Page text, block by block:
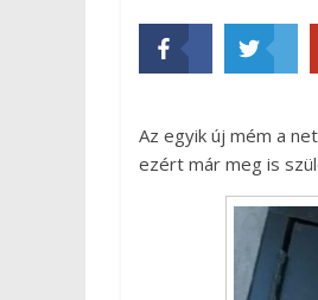
Az egyik új mém a
ezért már meg is